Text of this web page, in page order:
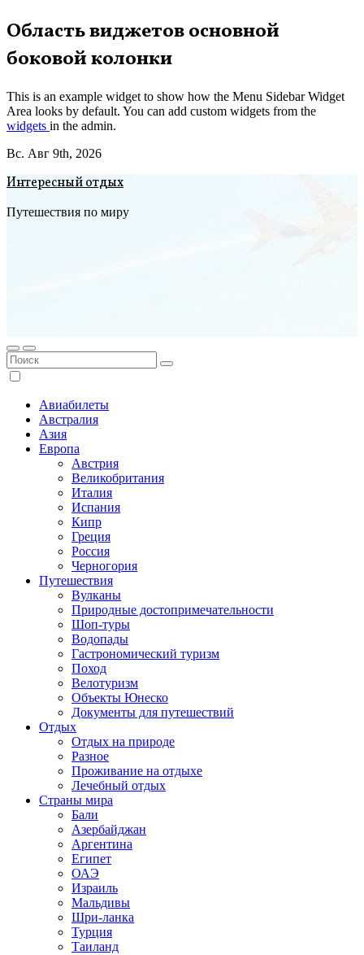
Перейти
к
содержимому
Область виджетов основной
боковой колонки
This is an example widget to show how the Menu Sidebar Widget
Area looks by default. You can add custom widgets from the
widgets in the admin.
Вс. Авг 9th, 2026
Интересный отдых
Путешествия по миру
Авиабилеты
Австралия
Азия
Европа
Австрия
Великобритания
Италия
Испания
Кипр
Греция
Россия
Черногория
Путешествия
Вулканы
Природные достопримечательности
Шоп-туры
Водопады
Гастрономический туризм
Поход
Велотуризм
Объекты Юнеско
Документы для путешествий
Отдых
Отдых на природе
Разное
Проживание на отдыхе
Лечебный отдых
Страны мира
Бали
Азербайджан
Аргентина
Египет
ОАЭ
Израиль
Мальдивы
Шри-ланка
Турция
Таиланд